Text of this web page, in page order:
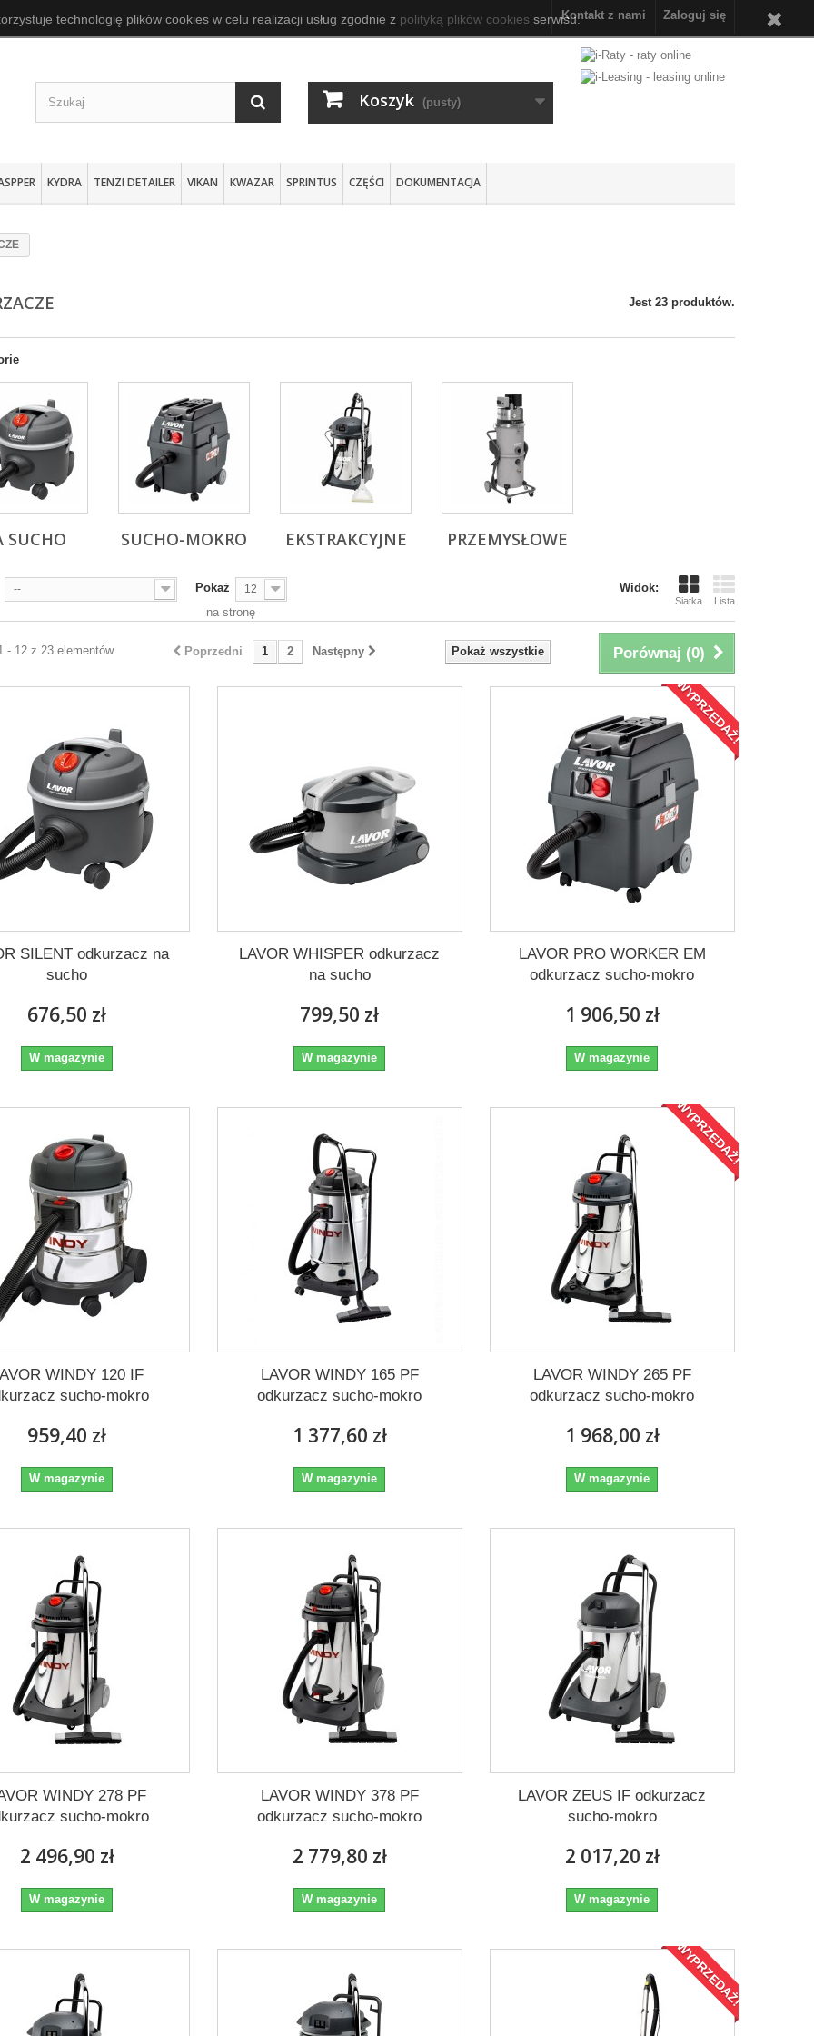
Zaloguj się
Kontakt z nami
Koszyk (pusty)
KYDRA TENZI DETAILER VIKAN KWAZAR SPRINTUS CZĘŚCI DOKUMENTACJA
Jest 23 produktów.
SUCHO SUCHO-MOKRO EKSTRAKCYJNE PRZEMYSŁOWE
Widok:
Siatka Lista
-- Pokaż 12
na stronę
Porównaj (0)
Pokaż wszystkie
Poprzedni 1 2 Następny
- 12 z 23 elementów
SILENT odkurzacz na
sucho
676,50 zł
W magazynie
LAVOR WHISPER odkurzacz
na sucho
799,50 zł
W magazynie
WYPRZEDAŻ!
LAVOR PRO WORKER EM
odkurzacz sucho-mokro
1 906,50 zł
W magazynie
WINDY 120 IF
sucho-mokro
959,40 zł
W magazynie
LAVOR WINDY 165 PF
odkurzacz sucho-mokro
1 377,60 zł
W magazynie
WYPRZEDAŻ!
LAVOR WINDY 265 PF
odkurzacz sucho-mokro
1 968,00 zł
W magazynie
WINDY 278 PF
sucho-mokro
2 496,90 zł
W magazynie
LAVOR WINDY 378 PF
odkurzacz sucho-mokro
2 779,80 zł
W magazynie
LAVOR ZEUS IF odkurzacz
sucho-mokro
2 017,20 zł
W magazynie
WYPRZEDAŻ!
technologię plików cookies w celu realizacji usług zgodnie z polityką plików cookies serwisu.